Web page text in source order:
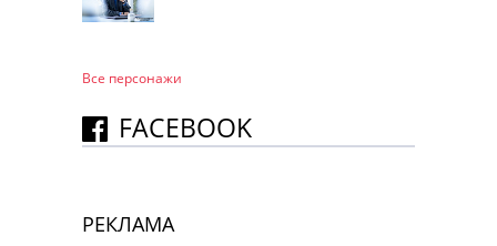
Все персонажи
FACEBOOK
РЕКЛАМА